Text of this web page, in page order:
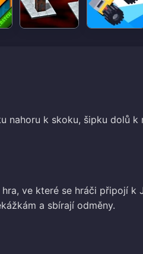
nahoru k skoku, šipku dolů
ve které se hráči připojí k
a sbírají odměny.